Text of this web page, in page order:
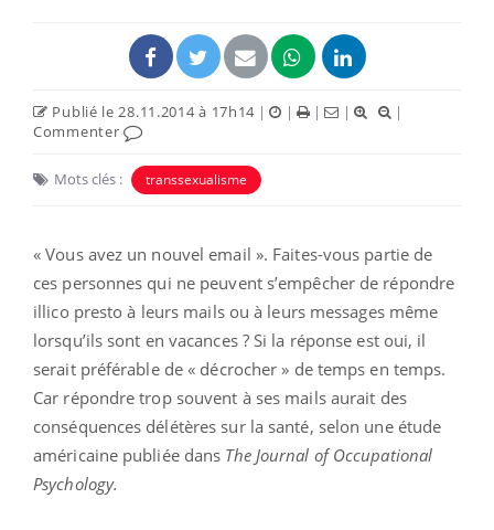
Publié le 28.11.2014 à 17h14 | | | |
|
Commenter
Mots clés : transsexualisme
« Vous avez un nouvel email ». Faites-vous partie de
ces personnes qui ne peuvent s’empêcher de répondre
illico presto à leurs mails ou à leurs messages même
lorsqu’ils sont en vacances ? Si la réponse est oui, il
serait préférable de « décrocher » de temps en temps.
Car répondre trop souvent à ses mails aurait des
conséquences délétères sur la santé, selon une étude
américaine publiée dans The Journal of Occupational
Psychology.